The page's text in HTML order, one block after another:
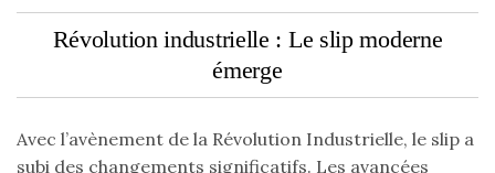
Révolution industrielle : Le slip moderne
émerge
Avec l’avènement de la Révolution Industrielle, le slip a
subi des changements significatifs. Les avancées